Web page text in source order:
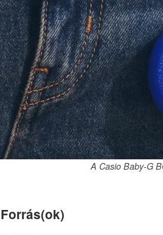
A Casio Baby-G
Forrás(ok)